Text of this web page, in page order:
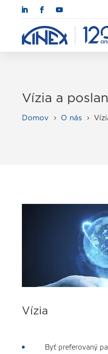
Vízia a
Domov 5 O nás 5
Vízia
 Byť preferovaný